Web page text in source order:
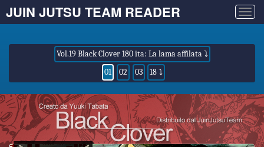
JUIN JUTSU TEAM READER
Vol.19 Black Clover 180 ita: La lama affilata ⤵
01
02 03 18 ⤵